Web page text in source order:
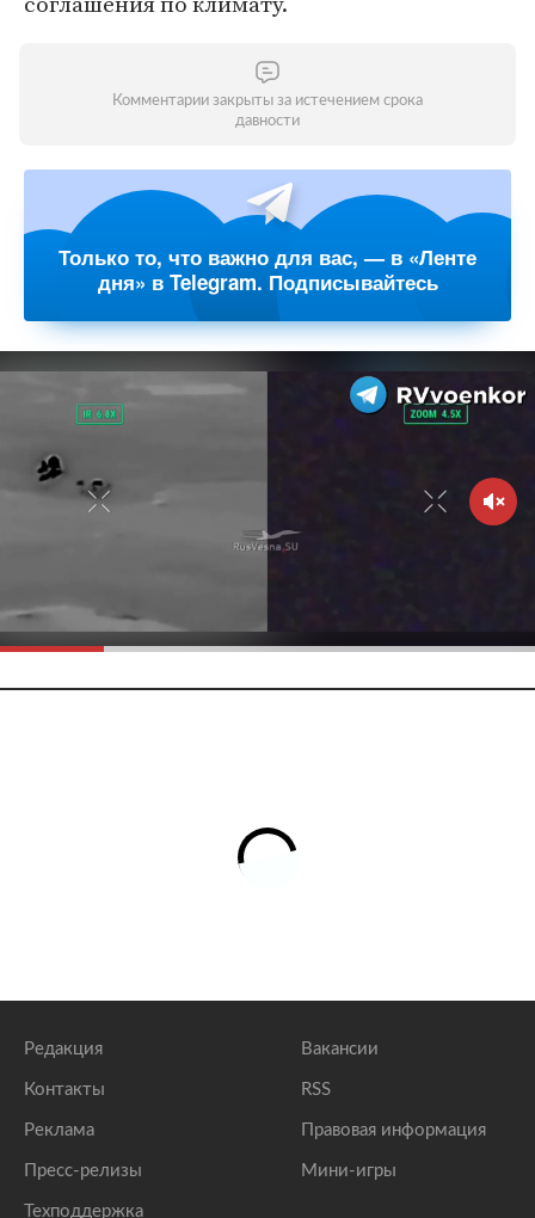
Комментарии закрыты за истечением срока
давности
Только то, что важно для вас, — в «Ленте
дня» в Telegram. Подписывайтесь
Редакция
Контакты
Реклама
Пресс-релизы
Техподдержка
Вакансии
RSS
Правовая информация
Мини-игры